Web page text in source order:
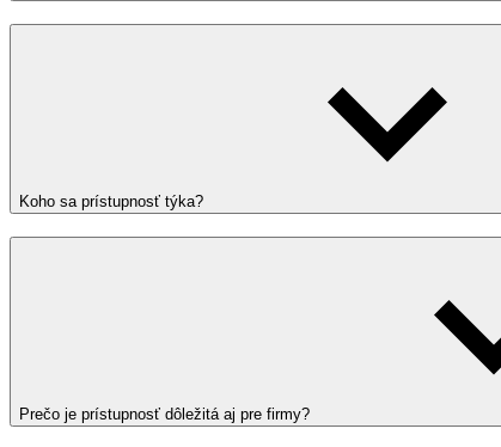
Koho sa prístupnosť týka?
Prečo je prístupnosť dôležitá aj pre firmy?